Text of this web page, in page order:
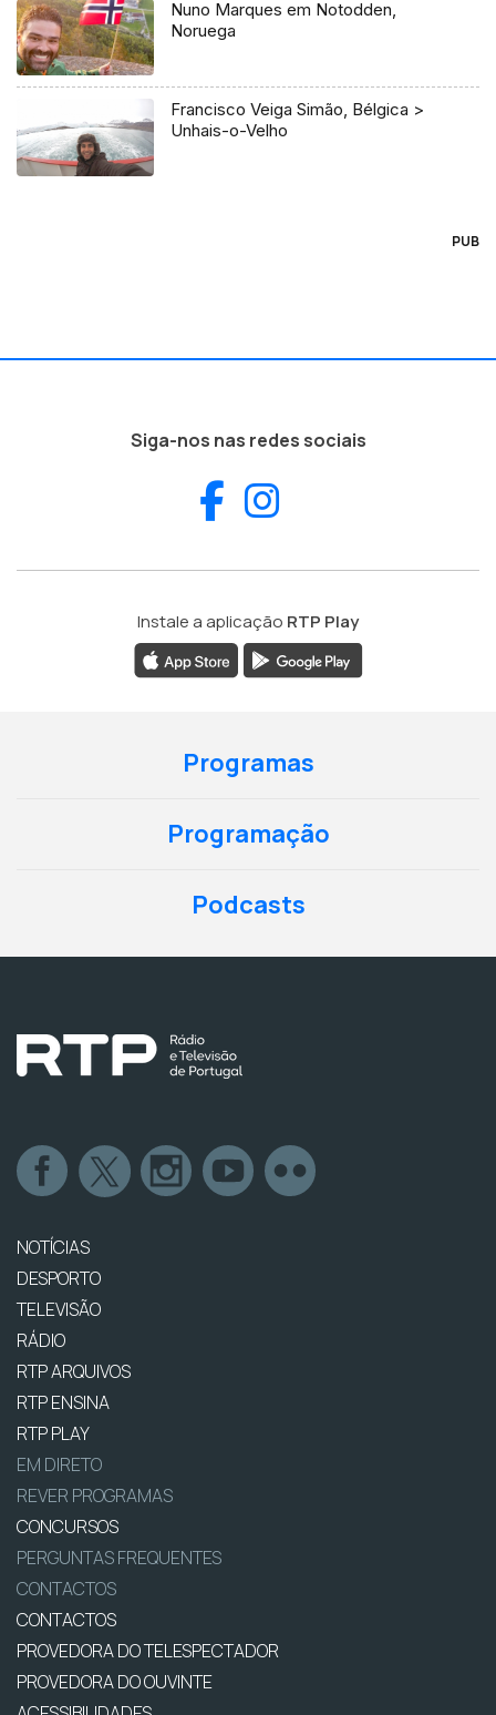
Nuno Marques em Notodden,
Noruega
Francisco Veiga Simão, Bélgica >
Unhais-o-Velho
PUB
Siga-nos nas redes sociais
Facebook
Instale a aplicação RTP Play
Programas
Programação
Podcasts
NOTÍCIAS
DESPORTO
TELEVISÃO
RÁDIO
RTP ARQUIVOS
RTP ENSINA
RTP PLAY
EM DIRETO
REVER PROGRAMAS
CONCURSOS
PERGUNTAS FREQUENTES
CONTACTOS
CONTACTOS
PROVEDORA DO TELESPECTADOR
PROVEDORA DO OUVINTE